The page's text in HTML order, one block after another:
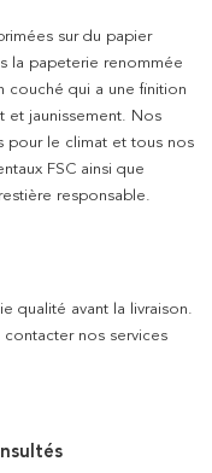
sur du papier
la papeterie renommée
couché qui a une finition
et jaunissement. Nos
pour le climat et tous nos
FSC ainsi que
responsable.
qualité avant la livraison.
nos services